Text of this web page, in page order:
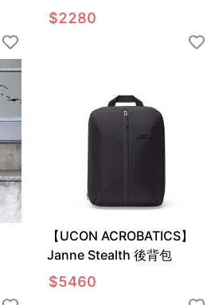
$2280
【UCON ACROBATICS】
Janne Stealth 後背包
$5460